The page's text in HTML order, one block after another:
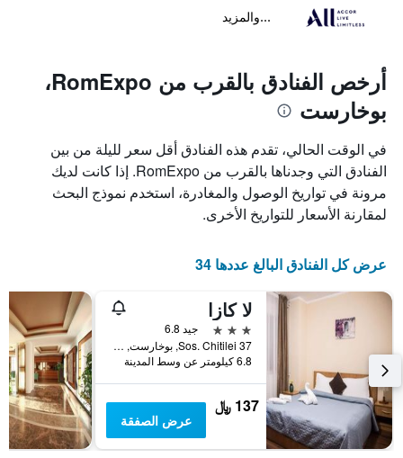
...والمزيد
أرخص الفنادق بالقرب من RomExpo،
بوخارست
في الوقت الحالي، تقدم هذه الفنادق أقل سعر لليلة من بين
الفنادق التي وجدناها بالقرب من RomExpo. إذا كانت لديك
مرونة في تواريخ الوصول والمغادرة، استخدم نموذج البحث
لمقارنة الأسعار للتواريخ الأخرى.
عرض كل الفنادق البالغ عددها 34
لا كازا
3 نجوم
جيد 6.8
Sos. Chitilei 37, بوخارست, رومانيا
6.8 كيلومتر عن وسط المدينة
137 ﷼
عرض الصفقة